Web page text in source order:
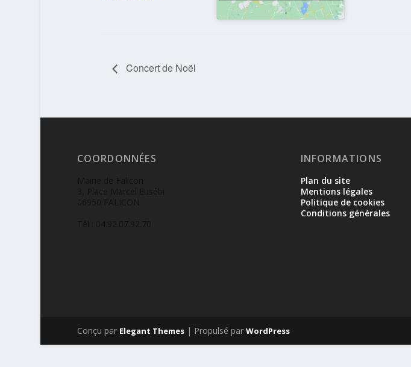
Concert de Noël
COORDONNÉES INFORMATIONS
Plan du site
Mentions légales
Politique de cookies
Conditions générales
Conçu par Elegant Themes| Propulsé par WordPress